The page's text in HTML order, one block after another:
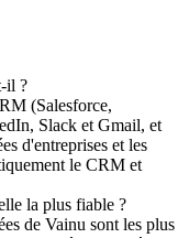
il ?
(Salesforce,
Slack et Gmail, et
d'entreprises et les
le CRM et
la plus fiable ?
de Vainu sont les plus